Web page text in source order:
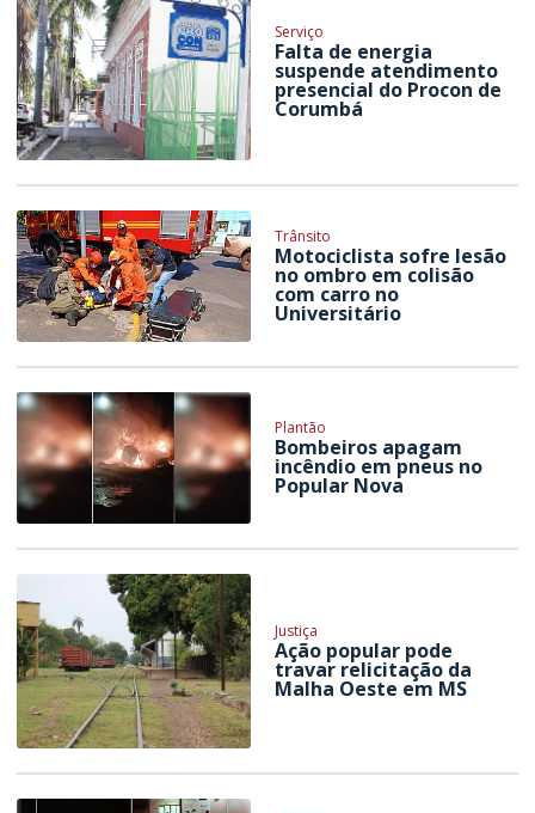
Serviço
Falta de energia
suspende atendimento
presencial do Procon de
Corumbá
Trânsito
Motociclista sofre lesão
no ombro em colisão
com carro no
Universitário
Plantão
Bombeiros apagam
incêndio em pneus no
Popular Nova
Justiça
Ação popular pode
travar relicitação da
Malha Oeste em MS